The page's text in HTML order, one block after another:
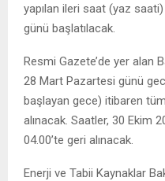
yapılan ileri saat (yaz
günü başlatılacak.
Resmi Gazete’de yer alan
28 Mart Pazartesi günü
başlayan gece) itibaren
alınacak. Saatler, 30 Ekim
04.00’te geri alınacak.
Enerji ve Tabii Kaynaklar